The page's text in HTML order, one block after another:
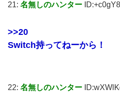
21: 名無しのハンター
>>20
Switch持ってねーから！
22: 名無しのハンター